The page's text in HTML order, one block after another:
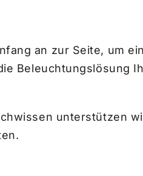
an zur Seite, um
Beleuchtungslösung
unterstützen